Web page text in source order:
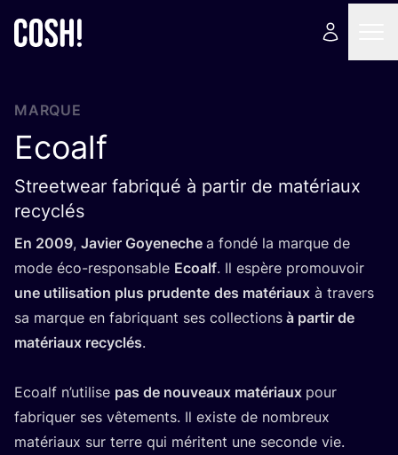
MARQUE
Ecoalf
Streetwear fabriqué à partir de matériaux
recyclés
En 2009, Javier Goye­neche a fon­dé la marque de
mode éco-res­pon­sable Ecoalf. Il espère pro­mou­voir
une uti­li­sa­tion plus pru­dente des maté­riaux à tra­vers
sa marque en fabri­quant ses col­lec­tions à par­tir de
maté­riaux recy­clés.
Ecoalf n’u­ti­lise pas de nou­veaux maté­riaux pour
fabri­quer ses vête­ments. Il existe de nom­breux
maté­riaux sur terre qui méritent une seconde vie.